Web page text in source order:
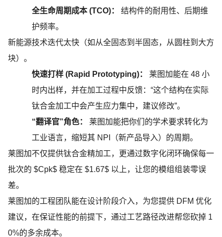
全生命周期成本 (TCO)：
结构件的耐用性、后期维
护频率。
新能源技术迭代太快（如从全固态到半固态，从圆柱到大方
块）。
快速打样 (Rapid Prototyping)： 莱图加能在 48 小
时内出样，并在加工过程中反馈：“这个结构在实际
钛合金加工中会产生应力集中，建议修改”。
“翻译官”角色：
莱图加能把你们 的学术要求转化为
工业语言，缩短其 NPI（新产品导入）的周期。
莱图加不仅提供钛合金精加工，更通过数字化闭环确保每一
批次的 $Cpk$ 稳定在 $1.67$ 以上，让您的模组组装零误
差。
莱图加的工程团队能在设计阶段介入，为您提供 DFM 优化
建议，在保证性能的前提下，通过工艺路径改进帮您砍掉 1
0%的多余成本。